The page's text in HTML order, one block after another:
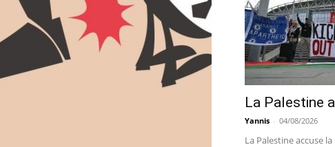
La Palestine
Yannis - 04/08/2026
La Palestine accuse